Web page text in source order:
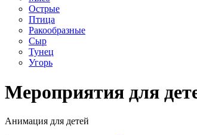
Острые
Птица
Ракообразные
Сыр
Тунец
Угорь
Мероприятия для
Анимация для детей